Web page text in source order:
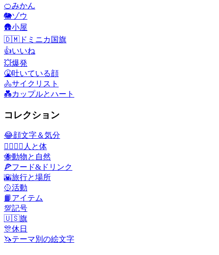
🍊みかん
🐘ゾウ
🛖小屋
🇩🇲 ドミニカ国旗
👍いいね
💥爆発
🤮吐いている顔
🚴サイクリスト
💑カップルとハート
コレクション
😂顔文字＆気分
👩‍❤️‍💋‍👨 人と体
🐝動物と自然
🍕フード&ドリンク
🌇旅行と場所
🥎活動
📙 アイテム
💯記号
🇺🇸旗
🎊休日
🦄テーマ別の絵文字